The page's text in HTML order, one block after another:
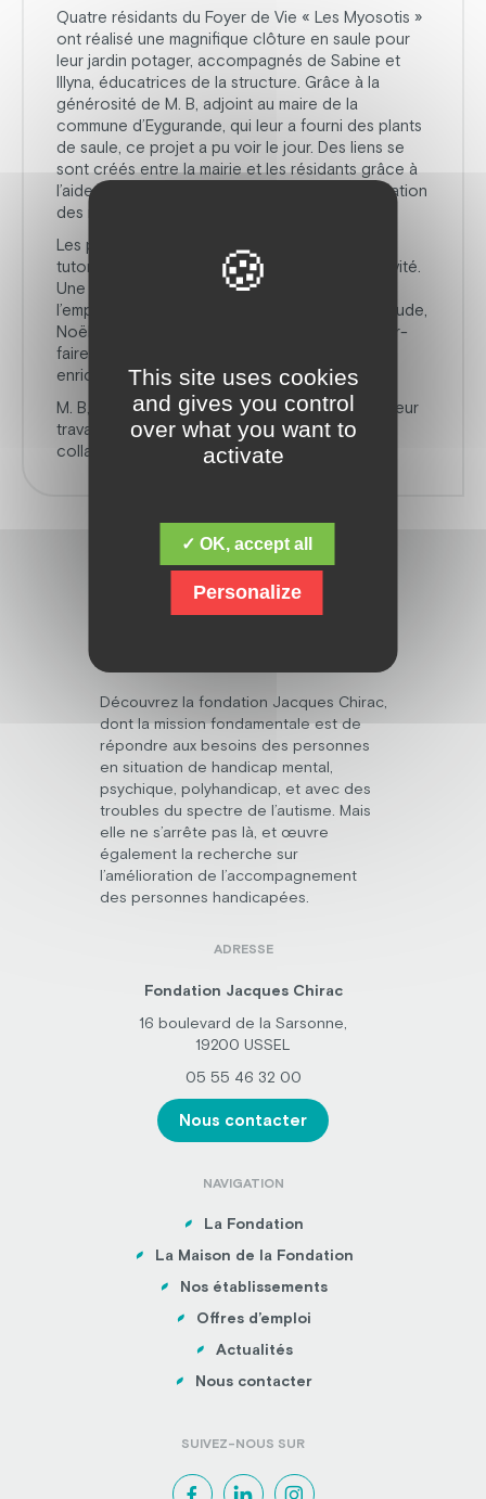
Quatre résidants du Foyer de Vie « Les Myosotis »
ont réalisé une magnifique clôture en saule pour
leur jardin potager, accompagnés de Sabine et
Illyna, éducatrices de la structure. Grâce à la
générosité de M. B, adjoint au maire de la
commune d’Eygurande, qui leur a fourni des plants
de saule, ce projet a pu voir le jour. Des liens se
sont créés entre la mairie et les résidants grâce à
l’aide qu’ils apportent chaque été pour l’installation
des marchés de pays.
Les professionnels des Myosotis ont suivi des
tutoriels en ligne pour mener à bien cette activité.
Une discussion collective a permis de choisir
l’emplacement idéal pour la clôture. Roger, Claude,
Noël et Martine ont chacun apporté leur savoir-
faire et ont pleinement apprécié cette activité
enrichissante.
M. B, passionné de vannerie, est venu admirer leur
travail fini. Bravo à tous pour cette belle
collaboration !
Découvrez la fondation Jacques Chirac,
dont la mission fondamentale est de
répondre aux besoins des personnes
en situation de handicap mental,
psychique, polyhandicap, et avec des
troubles du spectre de l’autisme. Mais
elle ne s’arrête pas là, et œuvre
également la recherche sur
l’amélioration de l’accompagnement
des personnes handicapées.
ADRESSE
Fondation Jacques Chirac
16 boulevard de la Sarsonne,
19200 USSEL
05 55 46 32 00
Nous contacter
NAVIGATION
La Fondation
La Maison de la Fondation
Nos établissements
Offres d’emploi
Actualités
Nous contacter
SUIVEZ-NOUS SUR
This site uses cookies
and gives you control
over what you want to
activate
✓ OK, accept all
Personalize